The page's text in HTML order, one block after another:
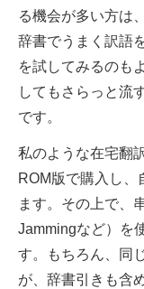
る機会が多い方は
辞書でうまく訳語
を試してみるのも
してもさらっと流
です。
私のような在宅翻
ROM版で購入し、
ます。その上で、
Jammingなど）を
す。もちろん、同
が、辞書引きも含